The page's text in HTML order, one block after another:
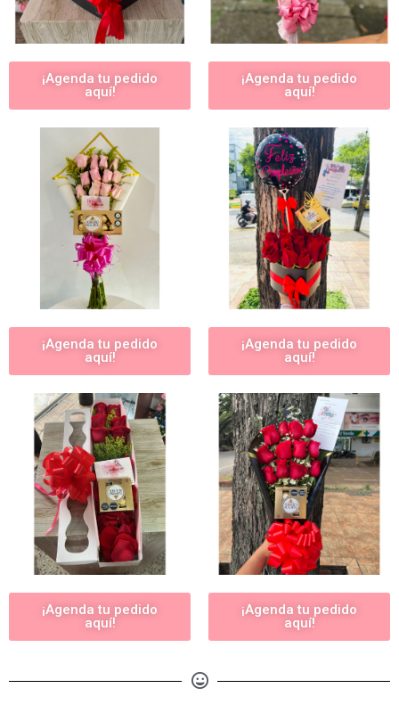
¡Agenda tu pedido
aquí!
¡Agenda tu pedido
aquí!
¡Agenda tu pedido
aquí!
¡Agenda tu pedido
aquí!
¡Agenda tu pedido
aquí!
¡Agenda tu pedido
aquí!